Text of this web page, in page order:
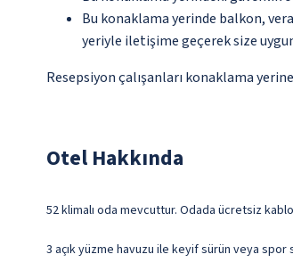
Bu konaklama yerinde balkon,
yeriyle iletişime geçerek size
Resepsiyon çalışanları konaklama
Otel Hakkında
52 klimalı oda mevcuttur. Odada ücretsiz
3 açık yüzme havuzu ile keyif sürün veya